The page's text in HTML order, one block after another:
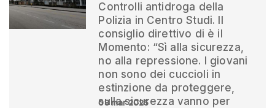
Controlli antidroga della
Polizia in Centro Studi. Il
consiglio direttivo di è il
Momento: “Sì alla sicurezza,
no alla repressione. I giovani
non sono dei cuccioli in
estinzione da proteggere,
sulla sicurezza vanno per
08 mar 2025